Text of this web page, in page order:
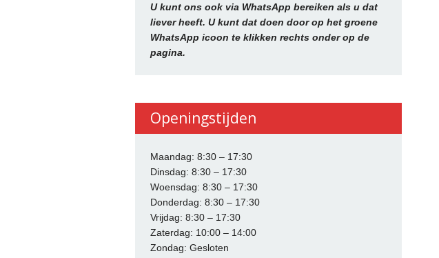
U kunt ons ook via WhatsApp bereiken als u dat
liever heeft. U kunt dat doen door op het groene
WhatsApp icoon te klikken rechts onder op de
pagina.
Openingstijden
Maandag: 8:30 – 17:30
Dinsdag: 8:30 – 17:30
Woensdag: 8:30 – 17:30
Donderdag: 8:30 – 17:30
Vrijdag: 8:30 – 17:30
Zaterdag: 10:00 – 14:00
Zondag: Gesloten